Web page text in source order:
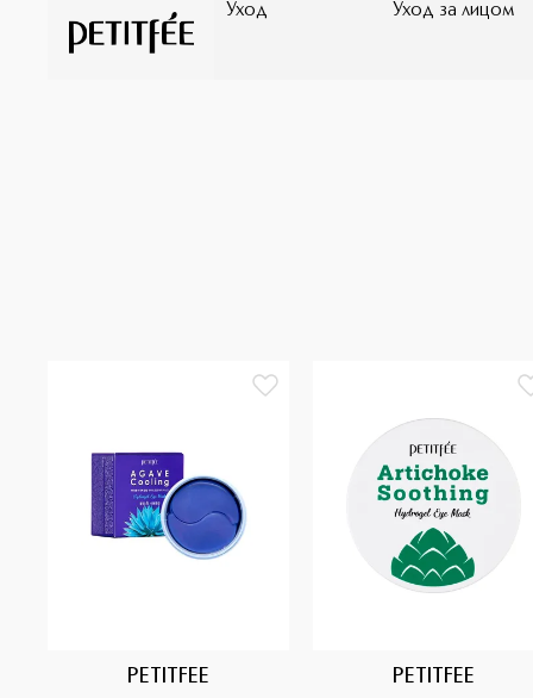
Уход Уход за лицом
PETITFEE PETITFEE